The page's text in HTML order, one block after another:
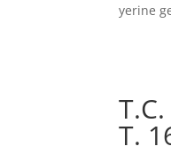
yerine
T.